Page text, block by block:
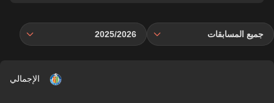
جميع المسابقات 2025/2026
الإجمالي